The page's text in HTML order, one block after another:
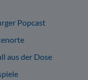
Popcast
aus der Dose